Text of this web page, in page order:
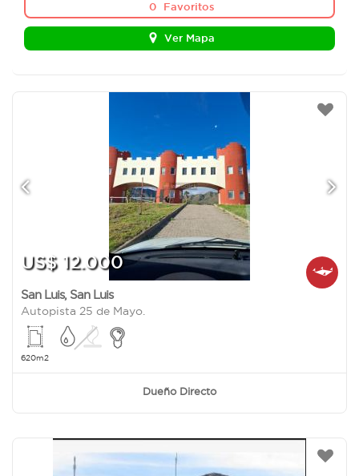
0 Favoritos
Ver Mapa
US$ 12.000
San Luis, San Luis
Autopista 25 de Mayo.
620m2
Dueño Directo